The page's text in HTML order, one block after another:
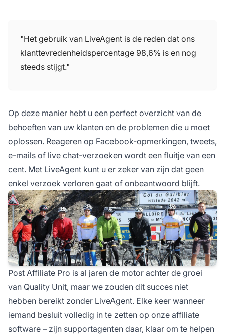
"Het gebruik van LiveAgent is de reden dat ons
klanttevredenheidspercentage 98,6% is en nog
steeds stijgt."
Op deze manier hebt u een perfect overzicht van de
behoeften van uw klanten en de problemen die u moet
oplossen. Reageren op Facebook-opmerkingen, tweets,
e-mails of live chat-verzoeken wordt een fluitje van een
cent. Met LiveAgent kunt u er zeker van zijn dat geen
enkel verzoek verloren gaat of onbeantwoord blijft.
Post Affiliate Pro is al jaren de motor achter de groei
van Quality Unit, maar we zouden dit succes niet
hebben bereikt zonder LiveAgent. Elke keer wanneer
iemand besluit volledig in te zetten op onze affiliate
software – zijn supportagenten daar, klaar om te helpen